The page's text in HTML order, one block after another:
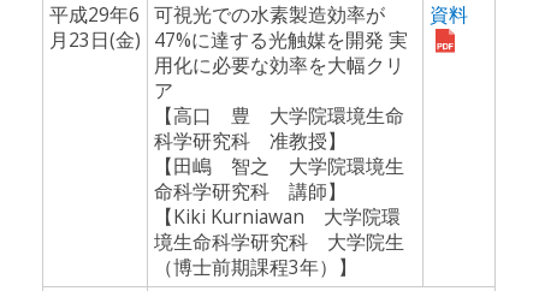
平成29年6
月23日(金)
可視光での水素製造効率が
47%に達する光触媒を開発 実
用化に必要な効率を大幅クリ
ア
【高口 豊 大学院環境生命
科学研究科 准教授】
【田嶋 智之 大学院環境生
命科学研究科 講師】
【Kiki Kurniawan 大学院環
境生命科学研究科 大学院生
（博士前期課程3年）】
資料